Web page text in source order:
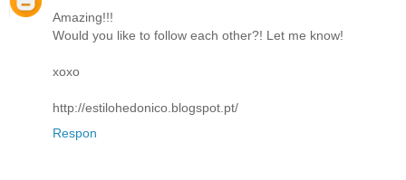
Amazing!!!
Would you like to follow each other?! Let me know!
xoxo
http://estilohedonico.blogspot.pt/
Respon